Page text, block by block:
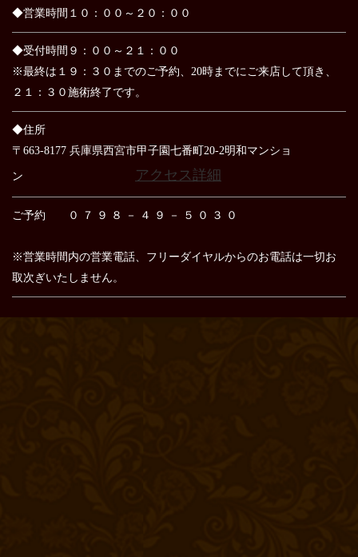
◆営業時間１０：００～２０：００
◆受付時間９：００～２１：００
※最終は１９：３０までのご予約、20時までにご来店して頂き、
２１：３０施術終了です。
◆住所
〒663-8177 兵庫県西宮市甲子園七番町20-2明和マンショ
ン アクセス詳細
ご予約 ０ ７ ９ ８ － ４ ９ － ５ ０ ３ ０
※営業時間内の営業電話、フリーダイヤルからのお電話は一切お
取次ぎいたしません。